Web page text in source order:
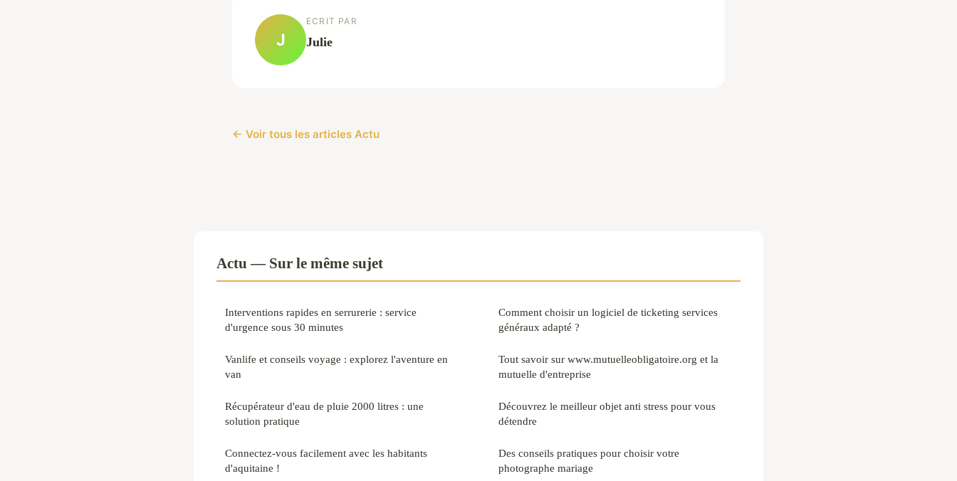
J
ECRIT PAR
Julie
← Voir tous les articles Actu
Actu — Sur le même sujet
Interventions rapides en serrurerie : service
d'urgence sous 30 minutes
Vanlife et conseils voyage : explorez l'aventure en
van
Récupérateur d'eau de pluie 2000 litres : une
solution pratique
Connectez-vous facilement avec les habitants
d'aquitaine !
Comment choisir un logiciel de ticketing services
généraux adapté ?
Tout savoir sur www.mutuelleobligatoire.org et la
mutuelle d'entreprise
Découvrez le meilleur objet anti stress pour vous
détendre
Des conseils pratiques pour choisir votre
photographe mariage